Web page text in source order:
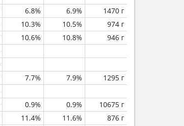
6.8% 6.9%
1470 г
10.3% 10.5%
974 г
10.6% 10.8%
946 г
7.7% 7.9%
1295 г
0.9% 0.9%
10675 г
11.4% 11.6%
876 г